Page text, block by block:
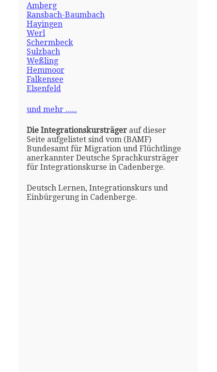
Amberg
Ransbach-Baumbach
Hayingen
Werl
Schermbeck
Sulzbach
Weßling
Hemmoor
Falkensee
Elsenfeld
und mehr ......
Die Integrationskursträgerauf dieser
Seite aufgelistet sind vom (BAMF)
Bundesamt für Migration und Flüchtlinge
anerkannter Deutsche Sprachkursträger
für Integrationskurse in Cadenberge.
Deutsch Lernen, Integrationskurs und
Einbürgerung in Cadenberge.